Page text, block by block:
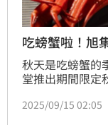
吃螃蟹啦！旭
秋天是吃螃蟹的
堂推出期間限定
口的優質軟殼蟹
2025/09/15 02:05